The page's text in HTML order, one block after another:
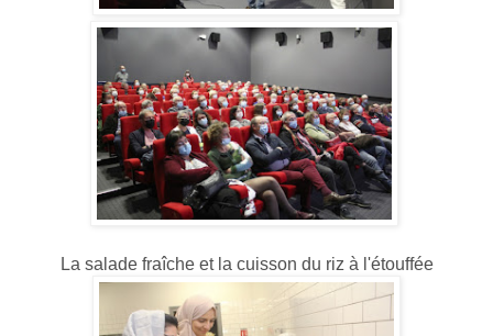
La salade fraîche et la cuisson du riz à l'étouffée